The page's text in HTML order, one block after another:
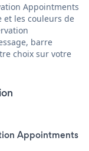
Appointments
et les couleurs de
barre
choix sur votre
Appointments